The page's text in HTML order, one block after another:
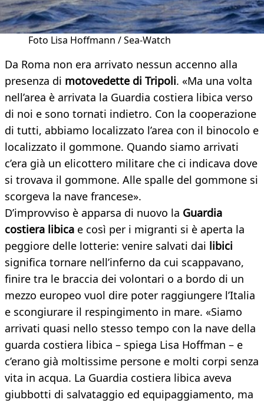
Foto Lisa Hoffmann / Sea-Watch
Da Roma non era arrivato nessun accenno alla
presenza di motovedette di Tripoli. «Ma una volta
nell’area è arrivata la Guardia costiera libica verso
di noi e sono tornati indietro. Con la cooperazione
di tutti, abbiamo localizzato l’area con il binocolo e
localizzato il gommone. Quando siamo arrivati
c’era già un elicottero militare che ci indicava dove
si trovava il gommone. Alle spalle del gommone si
scorgeva la nave francese».
D’improvviso è apparsa di nuovo la Guardia
costiera libica e così per i migranti si è aperta la
peggiore delle lotterie: venire salvati dai libici
significa tornare nell’inferno da cui scappavano,
finire tra le braccia dei volontari o a bordo di un
mezzo europeo vuol dire poter raggiungere l’Italia
e scongiurare il respingimento in mare. «Siamo
arrivati quasi nello stesso tempo con la nave della
guarda costiera libica – spiega Lisa Hoffman – e
c’erano già moltissime persone e molti corpi senza
vita in acqua. La Guardia costiera libica aveva
giubbotti di salvataggio ed equipaggiamento, ma